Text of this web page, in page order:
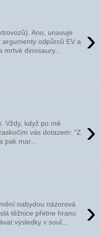
›
Ano, unavuje
odpůrců EV a
mrtvé dinosaury...
›
Vždy, když po mě
vás dotazem: "Z
pak mar...
›
nabydou názorová
těžnice přetne hranu
výsledky v soul...